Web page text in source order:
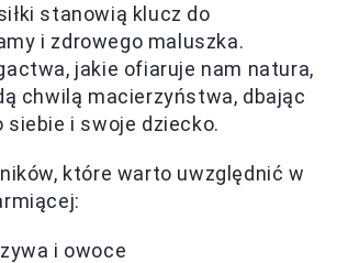
stanowią klucz do
i zdrowego maluszka.
jakie ofiaruje nam natura,
chwilą macierzyństwa, dbając
siebie i swoje dziecko.
które warto uwzględnić w
i owoce